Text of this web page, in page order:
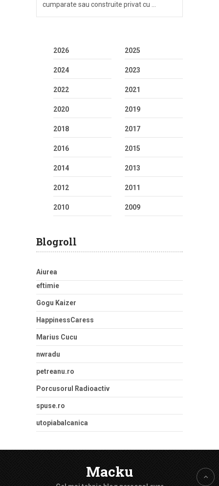
cumparate sau construite privat cu …
2026 2025
2024 2023
2022 2021
2020 2019
2018 2017
2016 2015
2014 2013
2012 2011
2010 2009
Blogroll
Aiurea
eftimie
Gogu Kaizer
HappinessCaress
Marius Cucu
nwradu
petreanu.ro
Porcusorul Radioactiv
spuse.ro
utopiabalcanica
Macku